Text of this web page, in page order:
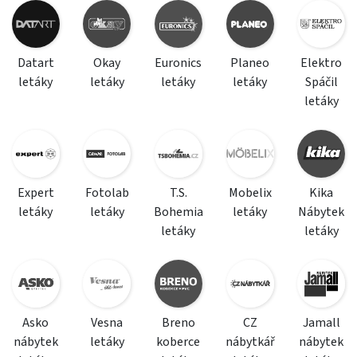
Datart
letáky
Okay
letáky
Euronics
letáky
Planeo
letáky
Elektro
Spáčil
letáky
Expert
letáky
Fotolab
letáky
T.S.
Bohemia
letáky
Mobelix
letáky
Kika
Nábytek
letáky
Asko
nábytek
Vesna
letáky
Breno
koberce
CZ
nábytkář
Jamall
nábytek